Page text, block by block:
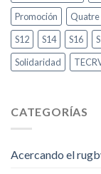
Promoción
S12
S14 S16
Solidaridad
CATEGORÍAS
Acercando el